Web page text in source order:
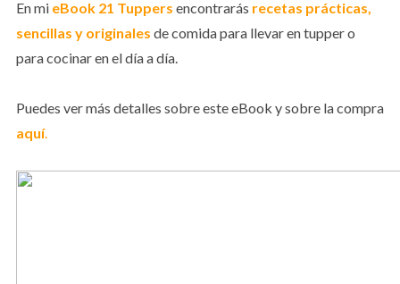
En mi eBook 21 Tuppers encontrarás recetas prácticas,
sencillas y originales de comida para llevar en tupper o
para cocinar en el día a día.
Puedes ver más detalles sobre este eBook y sobre la compra
aquí.